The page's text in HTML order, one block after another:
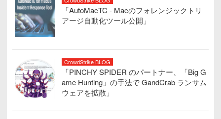
「AutoMacTC - Macのフォレンジックトリ
アージ自動化ツール公開」
CrowdStrike BLOG
「PINCHY SPIDER のパートナー、「Big G
ame Hunting」の手法で GandCrab ランサム
ウェアを拡散」